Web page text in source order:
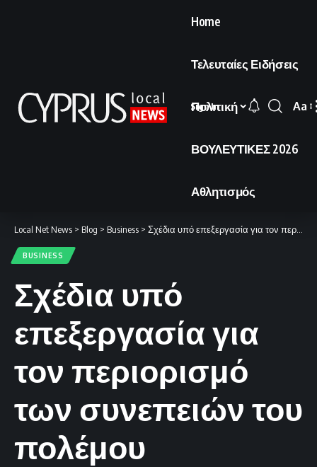
Home
Τελευταίες Ειδήσεις
Πολιτική
ΒΟΥΛΕΥΤΙΚΕΣ 2026
Αθλητισμός
Sign In
Font
Aa
Local Net News > Blog > Business > Σχέδια υπό επεξεργασία για τον περιορισμό των συνεπειών του πολέμου
BUSINESS
Σχέδια υπό
επεξεργασία για
τον περιορισμό
των συνεπειών του
πολέμου